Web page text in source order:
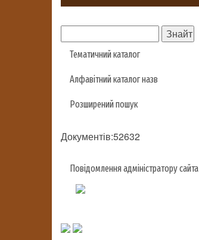
Тематичний каталог
Алфавітний каталог назв
Розширений пошук
Документів:52632
Повідомлення адміністратору сайта